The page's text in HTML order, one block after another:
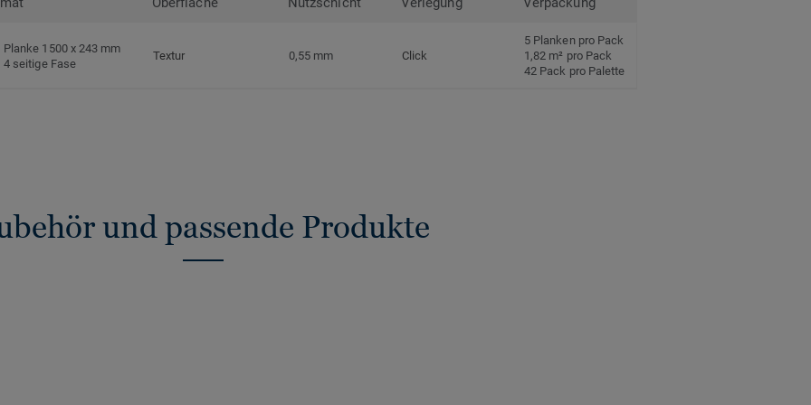
Planke 1500 x 243 mm
4 seitige Fase
Textur 0,55 mm Click
5 Planken pro Pack
1,82 m² pro Pack
42 Pack pro Palette
und passende Produkte